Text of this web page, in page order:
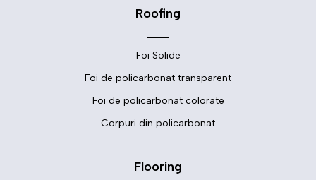
Roofing
Foi Solide
Foi de policarbonat transparent
Foi de policarbonat colorate
Corpuri din policarbonat
Flooring